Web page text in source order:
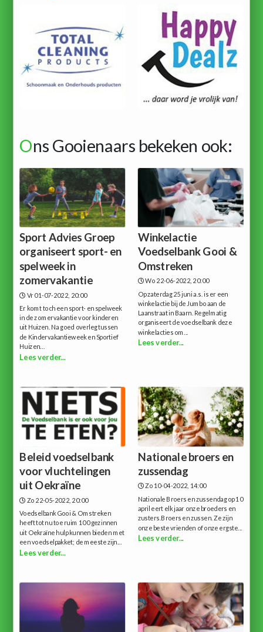
Ons Gooienaars bekeken ook:
Sport Advies Groep
organiseert sport- en
spelweek in
zomervakantie
Vr 01-07-2022, 20:00
Er komt toch een sport- en spelweek
in de zomervakantie voor kinderen
uit Huizen. Na goed overleg tussen
de Kindervakantieweek en Sportief
Huizen...
Lees verder...
Winkelactie
Voedselbank Gooi &
Omstreken
Wo 22-06-2022, 20:00
Op zaterdag 25 juni a.s. is er een
winkelactie bij de Jumbo aan de
Laanstraat in Baarn. Regelmatig
organiseert de voedselbank deze
winkelacties om...
Lees verder...
Beleid voedselbank
voor vluchtelingen
uit Oekraïne
Zo 22-05-2022, 20:00
Voedselbank Gooi & Omstreken
heeft tot nu toe ruim 100 gezinnen
uit Oekraïne hulp kunnen bieden met
een voedselpakket; de meeste zijn...
Lees verder...
Nationale broers en
zussendag
Zo 10-04-2022, 14:00
Nationale Broers en zussendag op 10
april eert elk jaar onze broeders en
zusters.Broers en zussen. Ze zijn
onze beste vrienden of onze ergste...
Lees verder...